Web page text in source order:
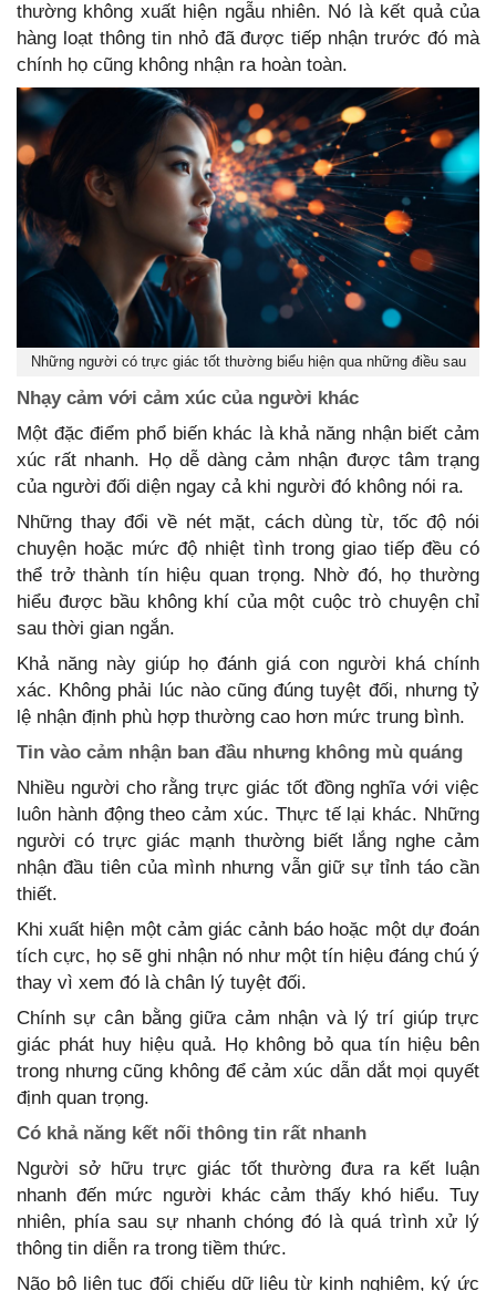
thường không xuất hiện ngẫu nhiên. Nó là kết quả của
hàng loạt thông tin nhỏ đã được tiếp nhận trước đó mà
chính họ cũng không nhận ra hoàn toàn.
Những người có trực giác tốt thường biểu hiện qua những điều sau
Nhạy cảm với cảm xúc của người khác
Một đặc điểm phổ biến khác là khả năng nhận biết cảm
xúc rất nhanh. Họ dễ dàng cảm nhận được tâm trạng
của người đối diện ngay cả khi người đó không nói ra.
Những thay đổi về nét mặt, cách dùng từ, tốc độ nói
chuyện hoặc mức độ nhiệt tình trong giao tiếp đều có
thể trở thành tín hiệu quan trọng. Nhờ đó, họ thường
hiểu được bầu không khí của một cuộc trò chuyện chỉ
sau thời gian ngắn.
Khả năng này giúp họ đánh giá con người khá chính
xác. Không phải lúc nào cũng đúng tuyệt đối, nhưng tỷ
lệ nhận định phù hợp thường cao hơn mức trung bình.
Tin vào cảm nhận ban đầu nhưng không mù quáng
Nhiều người cho rằng trực giác tốt đồng nghĩa với việc
luôn hành động theo cảm xúc. Thực tế lại khác. Những
người có trực giác mạnh thường biết lắng nghe cảm
nhận đầu tiên của mình nhưng vẫn giữ sự tỉnh táo cần
thiết.
Khi xuất hiện một cảm giác cảnh báo hoặc một dự đoán
tích cực, họ sẽ ghi nhận nó như một tín hiệu đáng chú ý
thay vì xem đó là chân lý tuyệt đối.
Chính sự cân bằng giữa cảm nhận và lý trí giúp trực
giác phát huy hiệu quả. Họ không bỏ qua tín hiệu bên
trong nhưng cũng không để cảm xúc dẫn dắt mọi quyết
định quan trọng.
Có khả năng kết nối thông tin rất nhanh
Người sở hữu trực giác tốt thường đưa ra kết luận
nhanh đến mức người khác cảm thấy khó hiểu. Tuy
nhiên, phía sau sự nhanh chóng đó là quá trình xử lý
thông tin diễn ra trong tiềm thức.
Não bộ liên tục đối chiếu dữ liệu từ kinh nghiệm, ký ức